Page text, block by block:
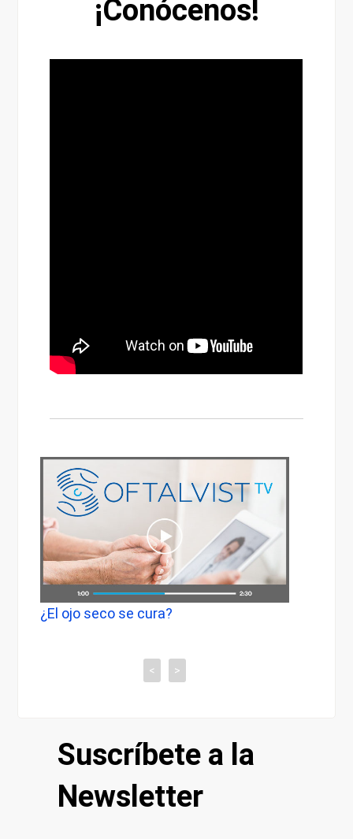
¡Conócenos!
¿El ojo seco se cura?
< >
Suscríbete a la
Newsletter